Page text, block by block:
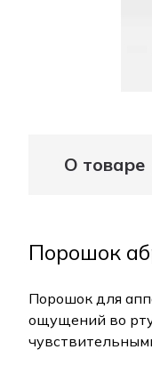
О товаре
Порошок
Порошок для
ощущений во